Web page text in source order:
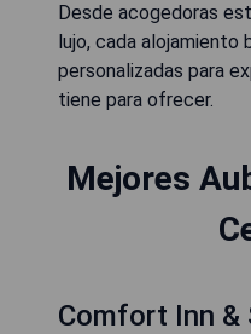
Desde acogedoras
lujo, cada alojamiento
personalizadas para
tiene para ofrecer.
Mejores
Comfort Inn &